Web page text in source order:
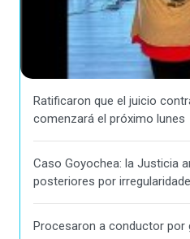
Ratificaron que el juicio
comenzará el próximo lunes
Caso Goyochea: la Justicia
posteriores por
Procesaron a conductor por